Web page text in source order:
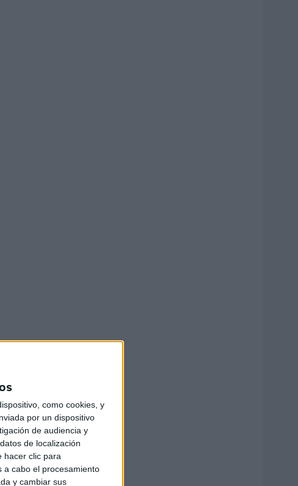
como cookies, y
por un dispositivo
de audiencia y
de localización
hacer clic para
a cabo el procesamiento
y cambiar sus